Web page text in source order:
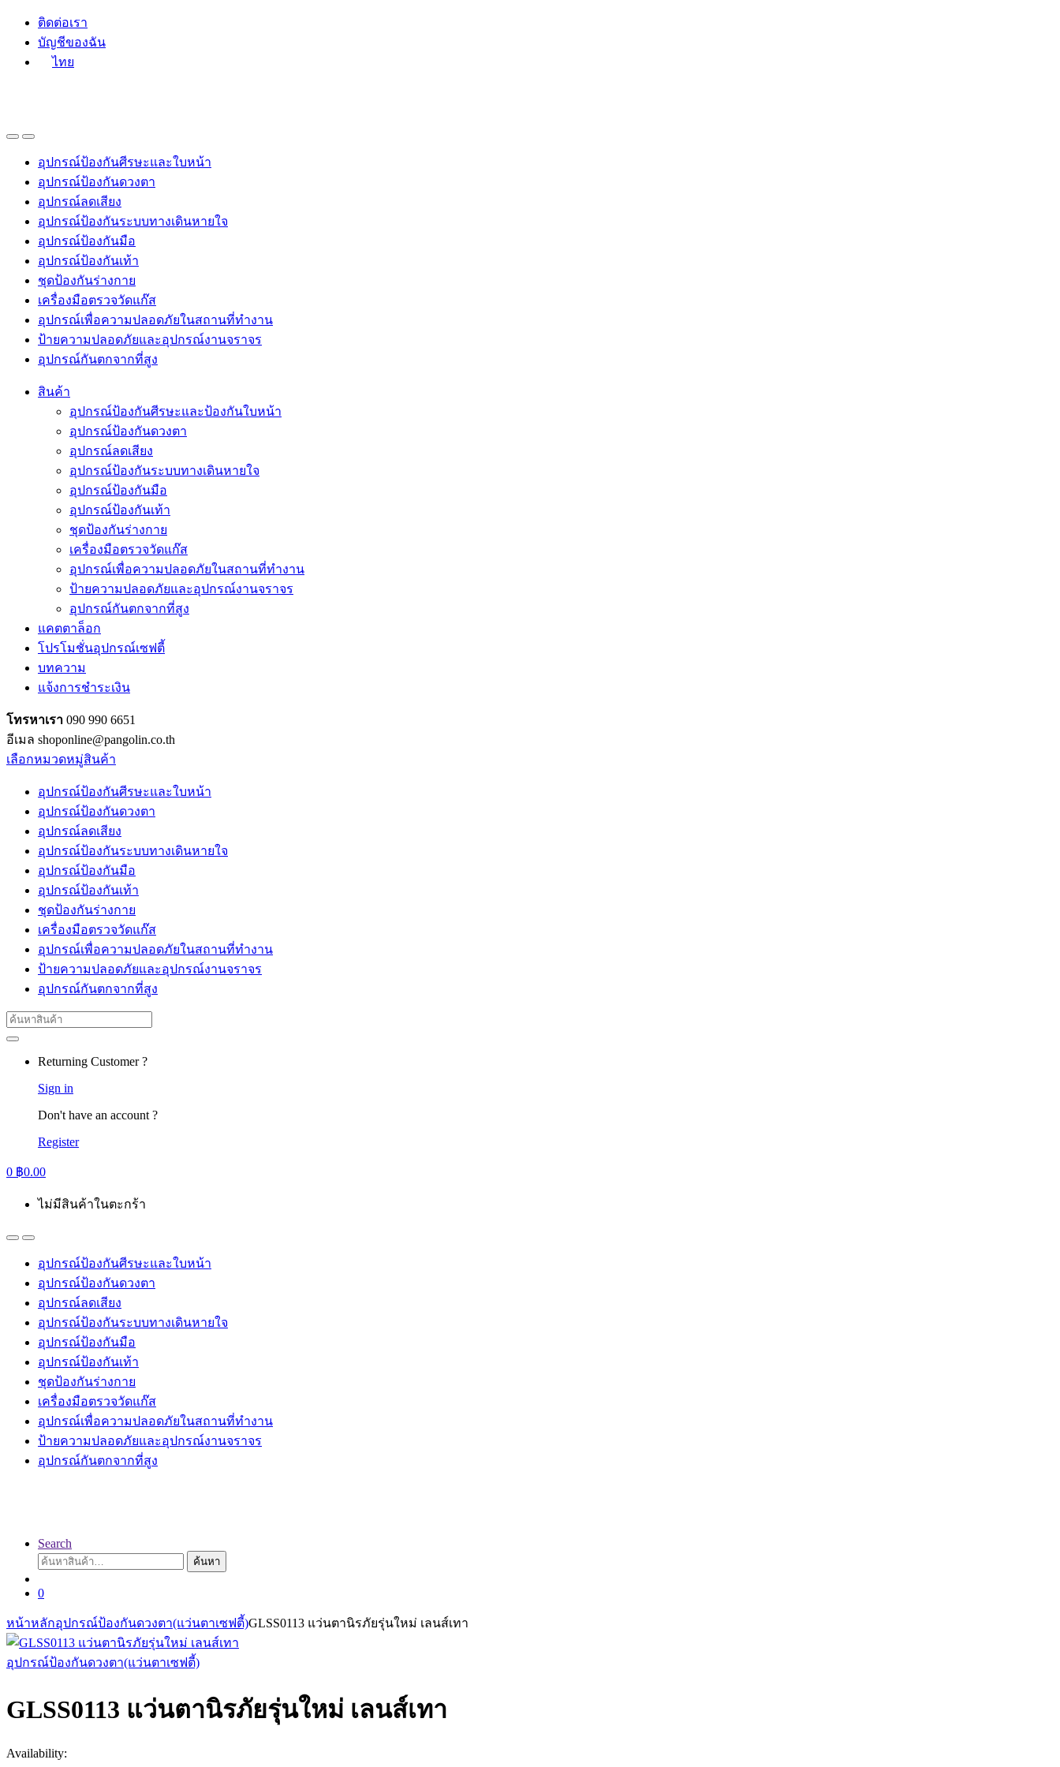
Skip
navigation
Skip
content
ติดต่อเรา
บัญชีของฉัน
ไทย
อุปกรณ์ป้องกันศีรษะและใบหน้า
อุปกรณ์ป้องกันดวงตา
อุปกรณ์ลดเสียง
อุปกรณ์ป้องกันระบบทางเดินหายใจ
อุปกรณ์ป้องกันมือ
อุปกรณ์ป้องกันเท้า
ชุดป้องกันร่างกาย
เครื่องมือตรวจวัดแก๊ส
อุปกรณ์เพื่อความปลอดภัยในสถานที่ทำงาน
ป้ายความปลอดภัยและอุปกรณ์งานจราจร
อุปกรณ์กันตกจากที่สูง
สินค้า
อุปกรณ์ป้องกันศีรษะและป้องกันใบหน้า
อุปกรณ์ป้องกันดวงตา
อุปกรณ์ลดเสียง
อุปกรณ์ป้องกันระบบทางเดินหายใจ
อุปกรณ์ป้องกันมือ
อุปกรณ์ป้องกันเท้า
ชุดป้องกันร่างกาย
เครื่องมือตรวจวัดแก๊ส
อุปกรณ์เพื่อความปลอดภัยในสถานที่ทำงาน
ป้ายความปลอดภัยและอุปกรณ์งานจราจร
อุปกรณ์กันตกจากที่สูง
แคตตาล็อก
โปรโมชั่นอุปกรณ์เซฟตี้
บทความ
แจ้งการชำระเงิน
โทรหาเรา 090 990 6651
อีเมล shoponline@pangolin.co.th
เลือกหมวดหมู่สินค้า
อุปกรณ์ป้องกันศีรษะและใบหน้า
อุปกรณ์ป้องกันดวงตา
อุปกรณ์ลดเสียง
อุปกรณ์ป้องกันระบบทางเดินหายใจ
อุปกรณ์ป้องกันมือ
อุปกรณ์ป้องกันเท้า
ชุดป้องกันร่างกาย
เครื่องมือตรวจวัดแก๊ส
อุปกรณ์เพื่อความปลอดภัยในสถานที่ทำงาน
ป้ายความปลอดภัยและอุปกรณ์งานจราจร
อุปกรณ์กันตกจากที่สูง
Search
for:
Returning Customer ?
Sign in
Don't have an account ?
Register
0 ฿0.00
ไม่มีสินค้าในตะกร้า
อุปกรณ์ป้องกันศีรษะและใบหน้า
อุปกรณ์ป้องกันดวงตา
อุปกรณ์ลดเสียง
อุปกรณ์ป้องกันระบบทางเดินหายใจ
อุปกรณ์ป้องกันมือ
อุปกรณ์ป้องกันเท้า
ชุดป้องกันร่างกาย
เครื่องมือตรวจวัดแก๊ส
อุปกรณ์เพื่อความปลอดภัยในสถานที่ทำงาน
ป้ายความปลอดภัยและอุปกรณ์งานจราจร
อุปกรณ์กันตกจากที่สูง
Search
ค้นหา:
ค้นหา
0
หน้าหลักอุปกรณ์ป้องกันดวงตา(แว่นตาเซฟตี้)GLSS0113 แว่นตานิรภัยรุ่นใหม่ เลนส์เทา
อุปกรณ์ป้องกันดวงตา(แว่นตาเซฟตี้)
GLSS0113 แว่นตานิรภัยรุ่นใหม่ เลนส์เทา
Availability: